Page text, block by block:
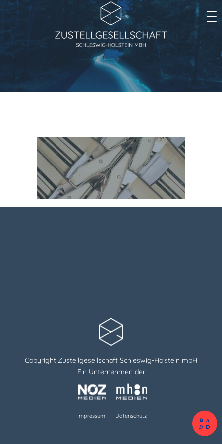
Copyright Zustellgesellschaft Schleswig-Holstein mbH
Ein Unternehmen der
Impressum Datenschutz